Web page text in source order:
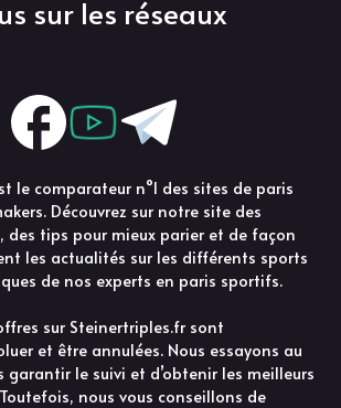
sur les réseaux
le comparateur n°1 des sites de paris
Découvrez sur notre site des
des tips pour mieux parier et de façon
les actualités sur les différents sports
de nos experts en paris sportifs.
sur Steinertriples.fr sont
et être annulées. Nous essayons au
garantir le suivi et d’obtenir les meilleurs
nous vous conseillons de